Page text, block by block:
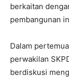
berkaitan
pembangunan
Dalam
perwakilan
berdiskusi